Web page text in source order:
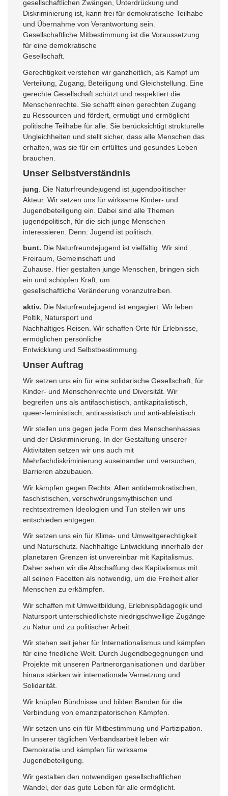
gesellschaftlichen Zwängen, Unterdrückung und
Diskriminierung ist, kann frei für demokratische Teilhabe
und Übernahme von Verantwortung sein.
Gesellschaftliche Mitbestimmung ist die Voraussetzung
für eine demokratische
Gesellschaft.
Gerechtigkeit verstehen wir ganzheitlich, als Kampf um
Verteilung, Zugang, Beteiligung und Gleichstellung. Eine
gerechte Gesellschaft schützt und respektiert die
Menschenrechte. Sie schafft einen gerechten Zugang
zu Ressourcen und fördert, ermutigt und ermöglicht
politische Teilhabe für alle. Sie berücksichtigt strukturelle
Ungleichheiten und stellt sicher, dass alle Menschen das
erhalten, was sie für ein erfülltes und gesundes Leben
brauchen.
Unser Selbstverständnis
jung . Die Naturfreundejugend ist jugendpolitischer
Akteur. Wir setzen uns für wirksame Kinder- und
Jugendbeteiligung ein. Dabei sind alle Themen
jugendpolitisch, für die sich junge Menschen
interessieren. Denn: Jugend ist politisch.
bunt. Die Naturfreundejugend ist vielfältig. Wir sind
Freiraum, Gemeinschaft und
Zuhause. Hier gestalten junge Menschen, bringen sich
ein und schöpfen Kraft, um
gesellschaftliche Veränderung voranzutreiben.
aktiv. Die Naturfreudejugend ist engagiert. Wir leben
Poltik, Natursport und
Nachhaltiges Reisen. Wir schaffen Orte für Erlebnisse,
ermöglichen persönliche
Entwicklung und Selbstbestimmung.
Unser Auftrag
Wir setzen uns ein für eine solidarische Gesellschaft, für
Kinder- und Menschenrechte und Diversität. Wir
begreifen uns als antifaschistisch, antikapitalistisch,
queer-feministisch, antirassistisch und anti-ableistisch.
Wir stellen uns gegen jede Form des Menschenhasses
und der Diskriminierung. In der Gestaltung unserer
Aktivitäten setzen wir uns auch mit
Mehrfachdiskriminierung auseinander und versuchen,
Barrieren abzubauen.
Wir kämpfen gegen Rechts. Allen antidemokratischen,
faschistischen, verschwörungsmythischen und
rechtsextremen Ideologien und Tun stellen wir uns
entschieden entgegen.
Wir setzen uns ein für Klima- und Umweltgerechtigkeit
und Naturschutz. Nachhaltige Entwicklung innerhalb der
planetaren Grenzen ist unvereinbar mit Kapitalismus.
Daher sehen wir die Abschaffung des Kapitalismus mit
all seinen Facetten als notwendig, um die Freiheit aller
Menschen zu erkämpfen.
Wir schaffen mit Umweltbildung, Erlebnispädagogik und
Natursport unterschiedlichste niedrigschwellige Zugänge
zu Natur und zu politischer Arbeit.
Wir stehen seit jeher für Internationalismus und kämpfen
für eine friedliche Welt. Durch Jugendbegegnungen und
Projekte mit unseren Partnerorganisationen und darüber
hinaus stärken wir internationale Vernetzung und
Solidarität.
Wir knüpfen Bündnisse und bilden Banden für die
Verbindung von emanzipatorischen Kämpfen.
Wir setzen uns ein für Mitbestimmung und Partizipation.
In unserer täglichen Verbandsarbeit leben wir
Demokratie und kämpfen für wirksame
Jugendbeteiligung.
Wir gestalten den notwendigen gesellschaftlichen
Wandel, der das gute Leben für alle ermöglicht.